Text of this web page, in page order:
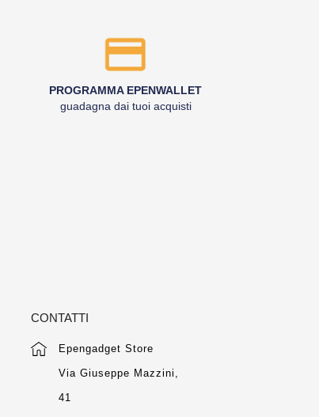
PROGRAMMA EPENWALLET
guadagna dai tuoi acquisti
CONTATTI
Epengadget Store
Via Giuseppe Mazzini,
41